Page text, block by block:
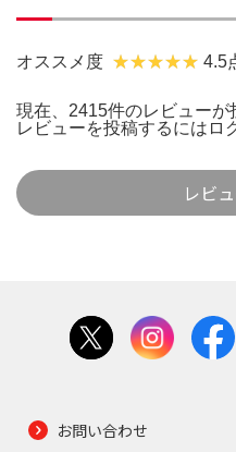
オススメ度 4.5
現在、2415件のレビューが
レビューを投稿するには ロ
レビ
お問い合わせ